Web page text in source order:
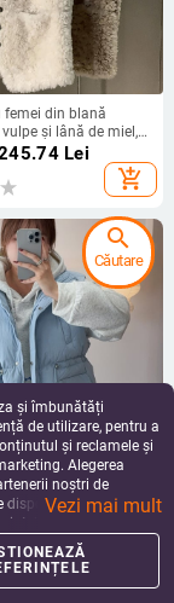
femei din blană
și lână de miel,
pentru îmbrăcare de
Lei
add_shopping_cart
guler înalt,
poliester, umplutură
lejeră
add_shopping_cart
și îmbunătăți
de utilizare, pentru a
și reclamele și
Alegerea
noștri de
dispozitivul dvs. în
în orice moment
informații, vă
.
Vezi mai mult
search
Căutare